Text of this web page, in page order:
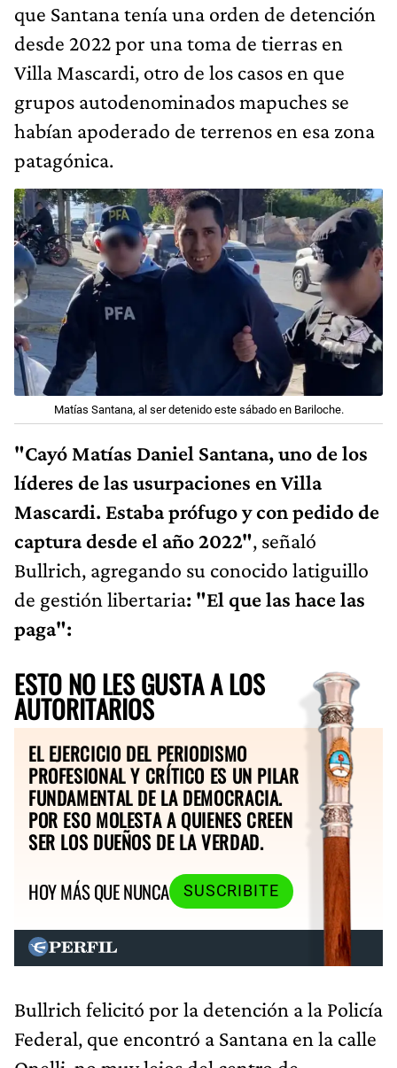
que Santana tenía una orden de detención
desde 2022 por una toma de tierras en
Villa Mascardi, otro de los casos en que
grupos autodenominados mapuches se
habían apoderado de terrenos en esa zona
patagónica.
Matías Santana, al ser detenido este sábado en Bariloche.
"Cayó Matías Daniel Santana, uno de los
líderes de las usurpaciones en Villa
Mascardi. Estaba prófugo y con pedido de
captura desde el año 2022", señaló
Bullrich, agregando su conocido latiguillo
de gestión libertaria: "El que las hace las
paga":
ESTO NO LES GUSTA A LOS
AUTORITARIOS
EL EJERCICIO DEL PERIODISMO
PROFESIONAL Y CRÍTICO ES UN PILAR
FUNDAMENTAL DE LA DEMOCRACIA.
POR ESO MOLESTA A QUIENES CREEN
SER LOS DUEÑOS DE LA VERDAD.
HOY MÁS QUE NUNCA
SUSCRIBITE
Bullrich felicitó por la detención a la Policía
Federal, que encontró a Santana en la calle